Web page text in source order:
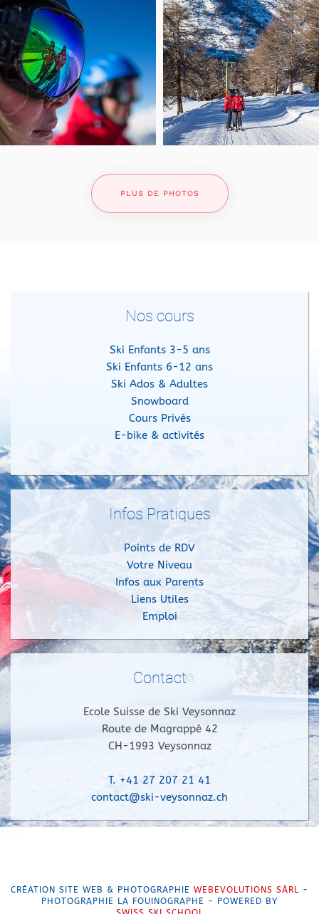
PLUS DE PHOTOS
Nos cours
Ski Enfants 3-5 ans
Ski Enfants 6-12 ans
Ski Ados & Adultes
Snowboard
Cours Privés
E-bike & activités
Infos Pratiques
Points de RDV
Votre Niveau
Infos aux Parents
Liens Utiles
Emploi
Contact
Ecole Suisse de Ski Veysonnaz
Route de Magrappé 42
CH-1993 Veysonnaz
T. +41 27 207 21 41
contact@ski-veysonnaz.ch
CRÉATION SITE WEB & PHOTOGRAPHIE WEBEVOLUTIONS SÀRL -
PHOTOGRAPHIE LA FOUINOGRAPHE - POWERED BY